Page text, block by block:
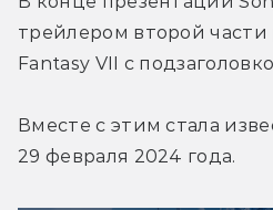
трейлером второй части
Fantasy VII с
Вместе с этим стала
29 февраля 2024 года.